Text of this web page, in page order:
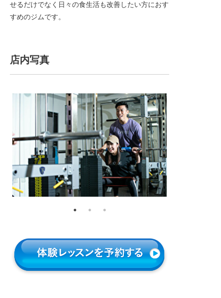
せるだけでなく日々の食生活も改善したい方におす
すめのジムです。
店内写真